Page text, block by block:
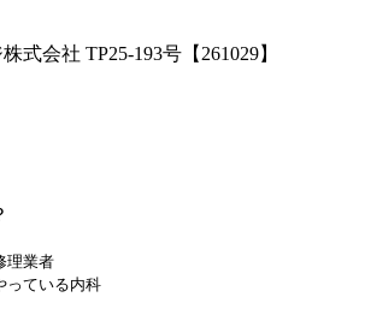
式会社 TP25-193号【261029】
理業者
っている内科